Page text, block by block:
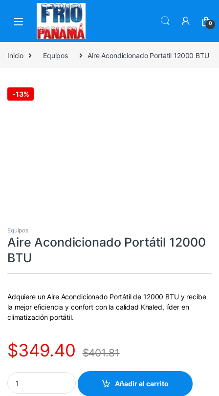
Skip to navigation
Skip to content
0
Inicio Equipos Aire Acondicionado Portátil 12000 BTU
-13%
Equipos
Aire Acondicionado Portátil 12000
BTU
Adquiere un Aire Acondicionado Portátil de 12000 BTU y recibe
la mejor eficiencia y confort con la calidad Khaled, líder en
climatización portátil.
$349.40 $401.81
Quantity
Añadir al carrito